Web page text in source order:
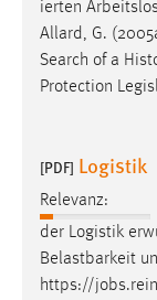
ierten
Allard, G.
Search of a
Protection
[PDF] Logistik
Relevanz:
der Logistik
Belastbarkeit
https://jobs